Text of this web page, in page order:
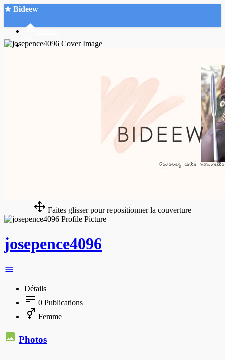
★ Bideew
Faites glisser pour repositionner la couverture
josepence4096
Détails
0 Publications
Femme
Photos